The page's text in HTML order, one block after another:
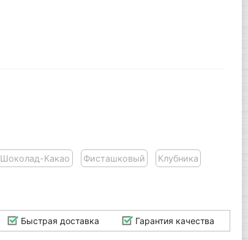
Шоколад-Какао Фисташковый Клубника
Быстрая доставка Гарантия качества